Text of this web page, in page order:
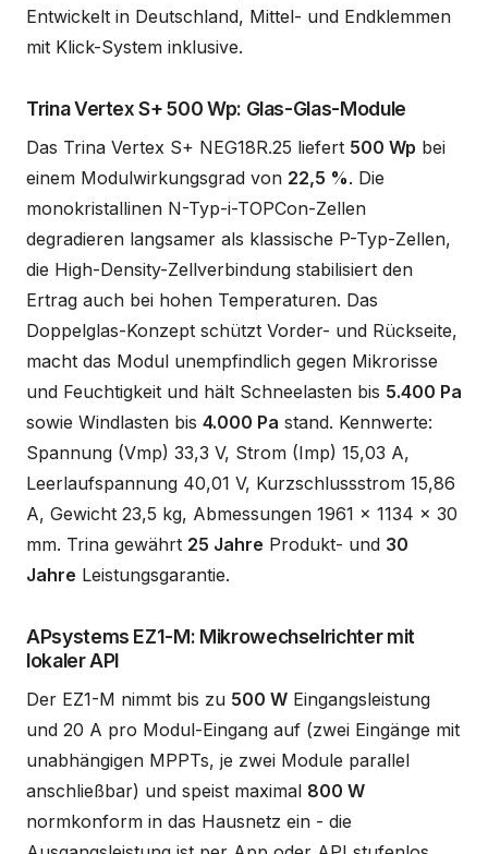
Entwickelt in Deutschland, Mittel- und Endklemmen
mit Klick-System inklusive.
Trina Vertex S+ 500 Wp: Glas-Glas-Module
Das Trina Vertex S+ NEG18R.25 liefert 500 Wp bei
einem Modulwirkungsgrad von 22,5 %. Die
monokristallinen N-Typ-i-TOPCon-Zellen
degradieren langsamer als klassische P-Typ-Zellen,
die High-Density-Zellverbindung stabilisiert den
Ertrag auch bei hohen Temperaturen. Das
Doppelglas-Konzept schützt Vorder- und Rückseite,
macht das Modul unempfindlich gegen Mikrorisse
und Feuchtigkeit und hält Schneelasten bis 5.400 Pa
sowie Windlasten bis 4.000 Pa stand. Kennwerte:
Spannung (Vmp) 33,3 V, Strom (Imp) 15,03 A,
Leerlaufspannung 40,01 V, Kurzschlussstrom 15,86
A, Gewicht 23,5 kg, Abmessungen 1961 x 1134 x 30
mm. Trina gewährt 25 Jahre Produkt- und 30
Jahre Leistungsgarantie.
APsystems EZ1-M: Mikrowechselrichter mit
lokaler API
Der EZ1-M nimmt bis zu 500 W Eingangsleistung
und 20 A pro Modul-Eingang auf (zwei Eingänge mit
unabhängigen MPPTs, je zwei Module parallel
anschließbar) und speist maximal 800 W
normkonform in das Hausnetz ein - die